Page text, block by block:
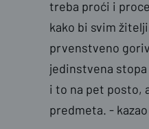
treba proći i
kako bi svim
prvenstveno
jedinstvena stopa
i to na pet posto,
predmeta. -